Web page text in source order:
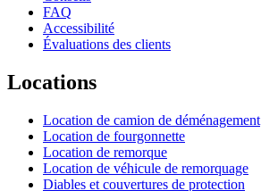
FAQ
Accessibilité
Évaluations des clients
Locations
Location de camion de déménagement
Location de fourgonnette
Location de remorque
Location de véhicule de remorquage
Diables et couvertures de protection